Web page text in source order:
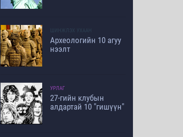
ШИНЖЛЭХ УХААН
Археологийн 10 агуу
нээлт
УРЛАГ
27-гийн клубын
алдартай 10 "гишүүн"